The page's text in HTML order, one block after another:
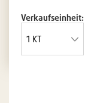
Verkaufseinheit: